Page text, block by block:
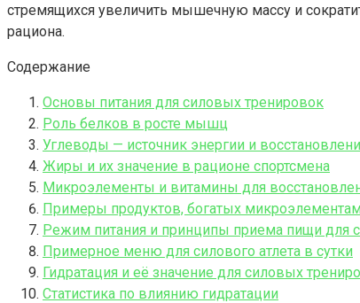
стремящихся увеличить мышечную массу и
рациона.
Содержание
Основы питания для силовых тренировок
Роль белков в росте мышц
Углеводы — источник энергии и
Жиры и их значение в рационе спортсмена
Микроэлементы и витамины для
Примеры продуктов, богатых
Режим питания и принципы приема пищи для
Примерное меню для силового атлета в сутки
Гидратация и её значение для силовых
Статистика по влиянию гидратации